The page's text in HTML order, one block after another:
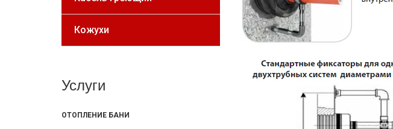
Кожухи
Услуги
ОТОПЛЕНИЕ БАНИ